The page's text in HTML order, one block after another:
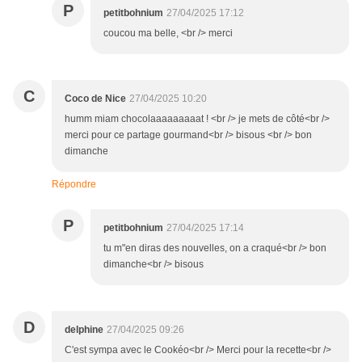
P petitbohnium 27/04/2025 17:12
coucou ma belle, <br /> merci
C Coco de Nice 27/04/2025 10:20
humm miam chocolaaaaaaaaat ! <br /> je mets de côté<br />
merci pour ce partage gourmand<br /> bisous <br /> bon
dimanche
Répondre
P petitbohnium 27/04/2025 17:14
tu m"en diras des nouvelles, on a craqué<br /> bon
dimanche<br /> bisous
D delphine 27/04/2025 09:26
C'est sympa avec le Cookéo<br /> Merci pour la recette<br />